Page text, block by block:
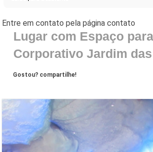
Lugar com Espaço
Corporativo Jardim
Gostou? compartilhe!